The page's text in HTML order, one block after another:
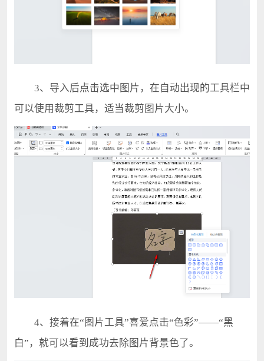
3、导入后点击选中图片，在自动出现的工具栏中
可以使用裁剪工具，适当裁剪图片大小。
4、接着在“图片工具”喜爱点击“色彩”——“黑
白”，就可以看到成功去除图片背景色了。